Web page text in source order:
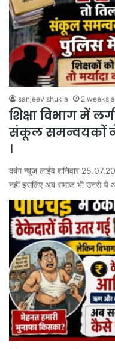
sanjeev shukla 2 weeks
शिक्षा विभाग में
संकूल समन्वयकों
।
दबंग न्यूज लाईव शनिवार
नहीं इसलिए अब समाज भी उनसे ये